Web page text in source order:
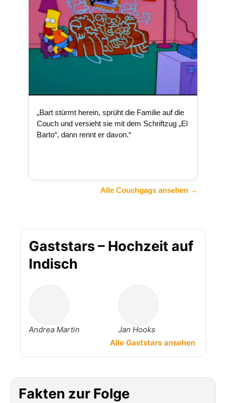
„Bart stürmt herein, sprüht die Familie auf die
Couch und versieht sie mit dem Schriftzug „El
Barto“, dann rennt er davon.“
Alle Couchgags ansehen →
Gaststars – Hochzeit auf
Indisch
Andrea Martin
Jan Hooks
Alle Gaststars ansehen
Fakten zur Folge